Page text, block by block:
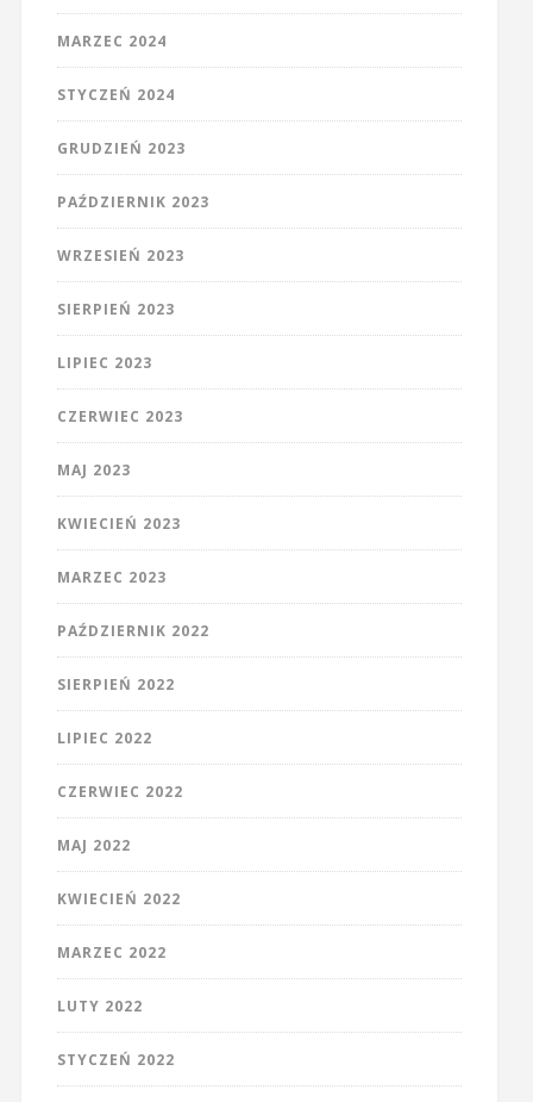
MARZEC 2024
STYCZEŃ 2024
GRUDZIEŃ 2023
PAŹDZIERNIK 2023
WRZESIEŃ 2023
SIERPIEŃ 2023
LIPIEC 2023
CZERWIEC 2023
MAJ 2023
KWIECIEŃ 2023
MARZEC 2023
PAŹDZIERNIK 2022
SIERPIEŃ 2022
LIPIEC 2022
CZERWIEC 2022
MAJ 2022
KWIECIEŃ 2022
MARZEC 2022
LUTY 2022
STYCZEŃ 2022